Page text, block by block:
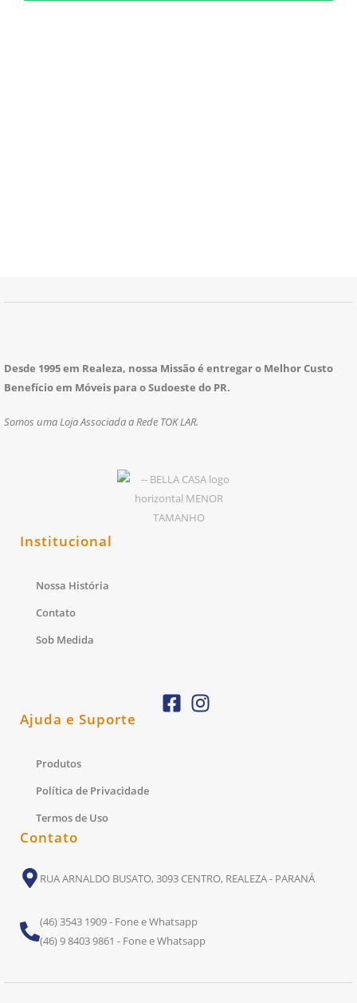
Desde 1995 em Realeza, nossa Missão é entregar o Melhor Custo
Benefício em Móveis para o Sudoeste do PR.
Somos uma Loja Associada a Rede TOK LAR.
Institucional
Nossa História
Contato
Sob Medida
Ajuda e Suporte
Produtos
Política de Privacidade
Termos de Uso
Contato
RUA ARNALDO BUSATO, 3093 CENTRO, REALEZA - PARANÁ
(46) 3543 1909 - Fone e Whatsapp
(46) 9 8403 9861 - Fone e Whatsapp